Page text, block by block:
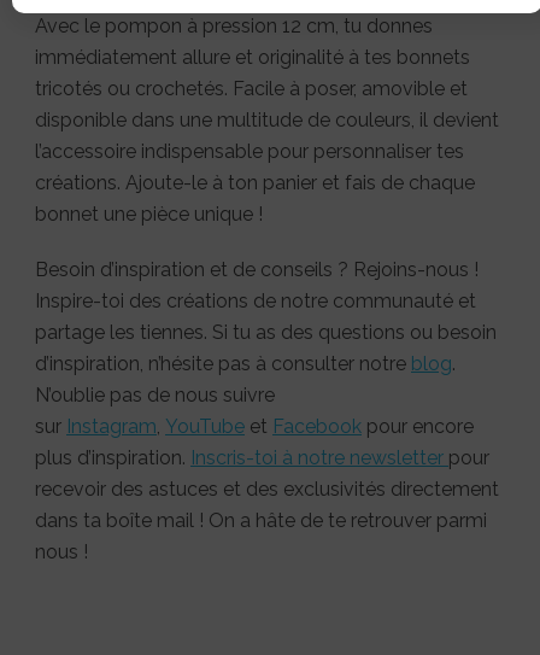
Avec le pompon à pression 12 cm, tu donnes
immédiatement allure et originalité à tes bonnets
tricotés ou crochetés. Facile à poser, amovible et
disponible dans une multitude de couleurs, il devient
l’accessoire indispensable pour personnaliser tes
créations. Ajoute-le à ton panier et fais de chaque
bonnet une pièce unique !
Besoin d’inspiration et de conseils ? Rejoins-nous !
Inspire-toi des créations de notre communauté et
partage les tiennes. Si tu as des questions ou besoin
d’inspiration, n’hésite pas à consulter notre blog.
N’oublie pas de nous suivre
sur Instagram, YouTube et Facebook pour encore
plus d’inspiration. Inscris-toi à notre newsletter pour
recevoir des astuces et des exclusivités directement
dans ta boîte mail ! On a hâte de te retrouver parmi
nous !